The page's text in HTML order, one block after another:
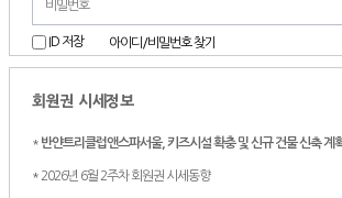
ID 저장 아이디/비밀번호 찾기
회원권 시세정보
* 반얀트리클럽앤스파서울, 키즈시설 확충 및 신규 건물 신축 계
* 2026년 6월 2주차 회원권 시세동향